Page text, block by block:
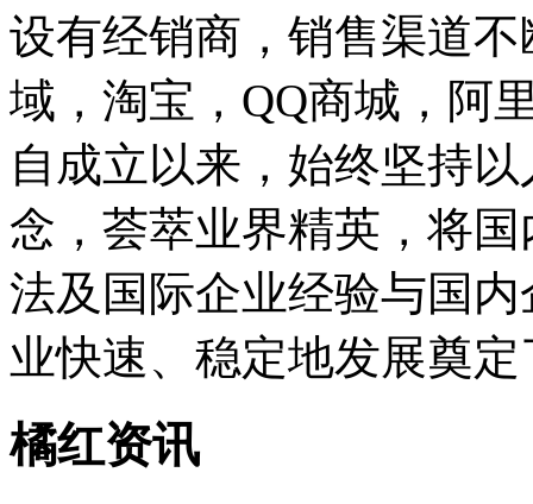
设有经销商，销售渠道
域，淘宝，QQ商城，阿
自成立以来，始终坚持
念，荟萃业界精英，将
法及国际企业经验与国
业快速、稳定地发展奠
橘红资讯